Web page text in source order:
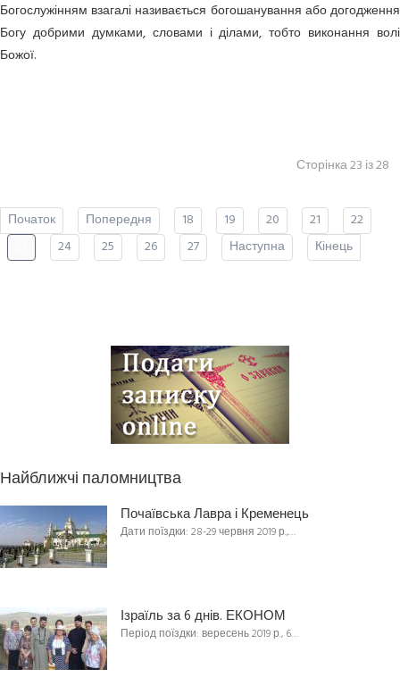
Богослужінням взагалі називається богошанування або догодження
Богу добрими думками, словами і ділами, тобто виконання волі
Божої.
Сторінка 23 із 28
Початок Попередня 18 19 20 21
22
24 25 26 27 Наступна Кінець
Найближчі паломництва
Почаївська Лавра і Кременець
Дати поїздки: 28-29 червня 2019 р.,…
Ізраїль за 6 днів. ЕКОНОМ
Період поїздки: вересень 2019 р., 6…